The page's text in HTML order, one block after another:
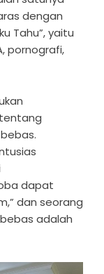
dengan
Tahu”, yaitu
pornografi,
dapat
dan seorang
adalah